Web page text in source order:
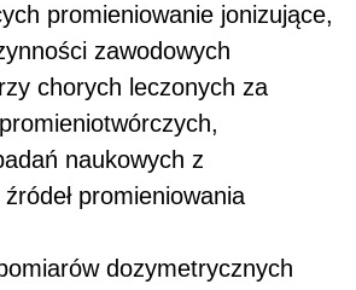
promieniowanie jonizujące,
zawodowych
chorych leczonych za
naukowych z
promieniowania
dozymetrycznych